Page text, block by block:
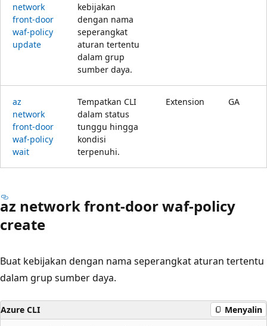
network
front-door
waf-policy
update
kebijakan
dengan nama
seperangkat
aturan tertentu
dalam grup
sumber daya.
az
network
front-door
waf-policy
wait
Tempatkan CLI
dalam status
tunggu hingga
kondisi
terpenuhi.
Extension GA
az network front-door waf-policy
create
Buat kebijakan dengan nama seperangkat aturan tertentu
dalam grup sumber daya.
Azure CLI Menyalin